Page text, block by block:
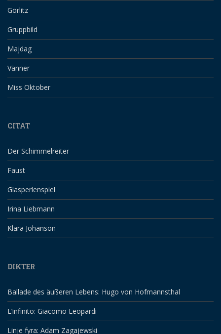
Görlitz
Gruppbild
Majdag
Vänner
Miss Oktober
CITAT
Der Schimmelreiter
Faust
Glasperlenspiel
Irina Liebmann
Klara Johanson
DIKTER
Ballade des äußeren Lebens: Hugo von Hofmannsthal
L’infinito: Giacomo Leopardi
Linje fyra: Adam Zagajewski